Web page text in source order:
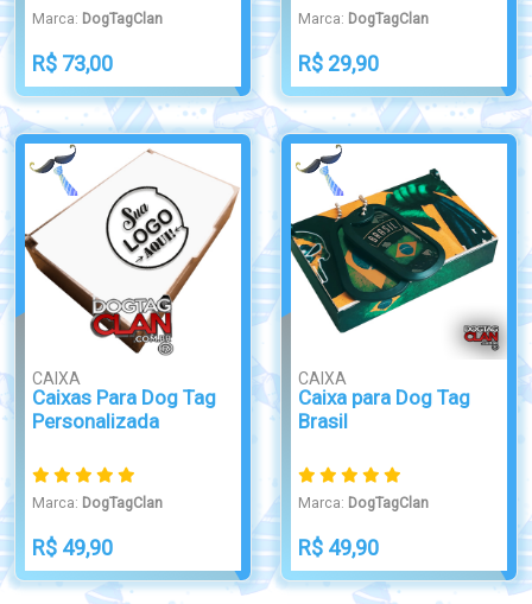
Marca: DogTagClan
R$ 73,00
Marca: DogTagClan
R$ 29,90
CAIXA
Caixas Para Dog Tag
Personalizada
Marca: DogTagClan
R$ 49,90
CAIXA
Caixa para Dog Tag
Brasil
Marca: DogTagClan
R$ 49,90